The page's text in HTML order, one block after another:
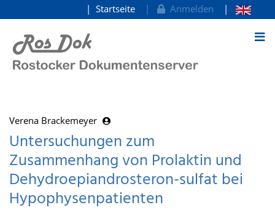
zum Inhalt
Startseite Anmelden
Verena Brackemeyer
Untersuchungen zum
Zusammenhang von Prolaktin und
Dehydroepiandrosteron-sulfat bei
Hypophysenpatienten